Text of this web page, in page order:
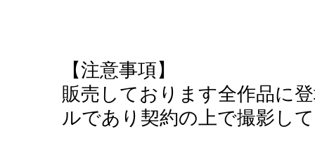
【注意事項】
販売しております全作品に
ルであり契約の上で撮影し